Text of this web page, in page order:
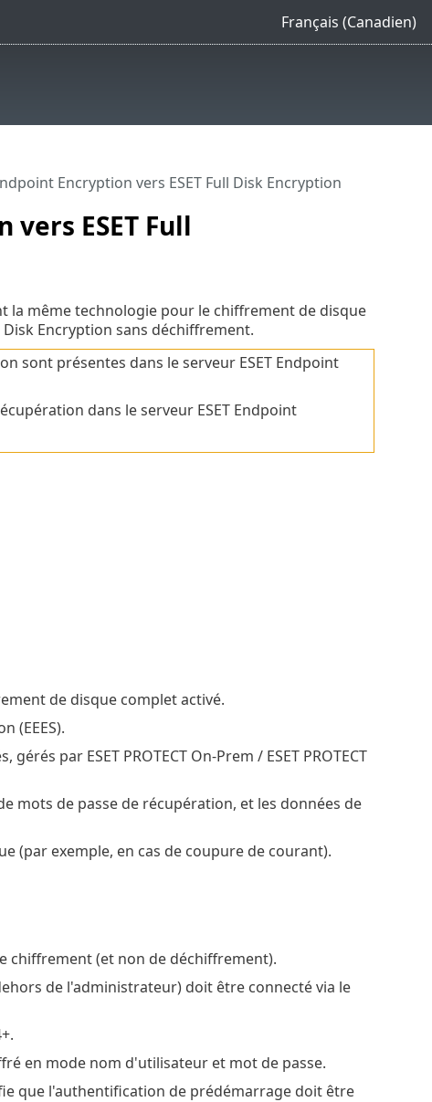
Français (Canadien)
ESET Full
Encryption vers ESET Full Disk Encryption
la même technologie pour le chiffrement de disque
Disk Encryption sans déchiffrement.
sont présentes dans le serveur ESET Endpoint
dans le serveur ESET Endpoint
de disque complet activé.
(EEES).
par ESET PROTECT On-Prem / ESET PROTECT
mots de passe de récupération, et les données de
(par exemple, en cas de coupure de courant).
chiffrement (et non de déchiffrement).
de l'administrateur) doit être connecté via le
en mode nom d'utilisateur et mot de passe.
que l'authentification de prédémarrage doit être